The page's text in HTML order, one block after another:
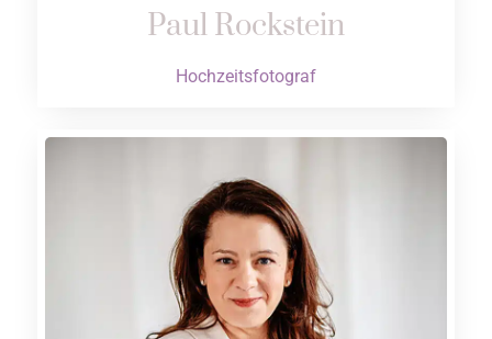
Paul Rockstein
Hochzeitsfotograf